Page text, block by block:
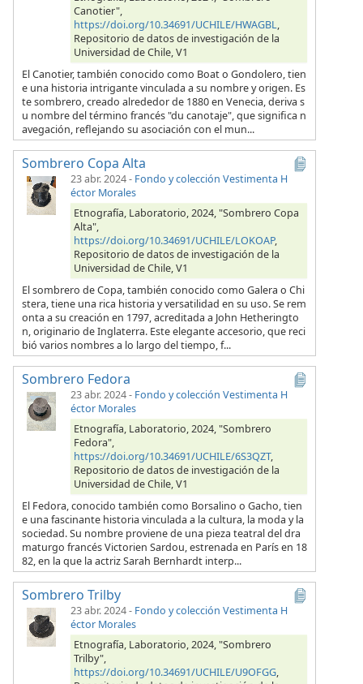
Canotier",
https://doi.org/10.34691/UCHILE/HWAGBL,
Repositorio de datos de investigación de la
Universidad de Chile, V1
El Canotier, también conocido como Boat o Gondolero, tien
e una historia intrigante vinculada a su nombre y origen. Es
te sombrero, creado alrededor de 1880 en Venecia, deriva s
u nombre del término francés "du canotaje", que significa n
avegación, reflejando su asociación con el mun...
Sombrero Copa Alta
23 abr. 2024- Fondo y colección Vestimenta H
éctor Morales
Etnografía, Laboratorio, 2024, "Sombrero Copa
Alta",
https://doi.org/10.34691/UCHILE/LOKOAP,
Repositorio de datos de investigación de la
Universidad de Chile, V1
El sombrero de Copa, también conocido como Galera o Chi
stera, tiene una rica historia y versatilidad en su uso. Se rem
onta a su creación en 1797, acreditada a John Hetheringto
n, originario de Inglaterra. Este elegante accesorio, que reci
bió varios nombres a lo largo del tiempo, f...
Sombrero Fedora
23 abr. 2024- Fondo y colección Vestimenta H
éctor Morales
Etnografía, Laboratorio, 2024, "Sombrero
Fedora",
https://doi.org/10.34691/UCHILE/6S3QZT,
Repositorio de datos de investigación de la
Universidad de Chile, V1
El Fedora, conocido también como Borsalino o Gacho, tien
e una fascinante historia vinculada a la cultura, la moda y la
sociedad. Su nombre proviene de una pieza teatral del dra
maturgo francés Victorien Sardou, estrenada en París en 18
82, en la que la actriz Sarah Bernhardt interp...
Sombrero Trilby
23 abr. 2024- Fondo y colección Vestimenta H
éctor Morales
Etnografía, Laboratorio, 2024, "Sombrero
Trilby",
https://doi.org/10.34691/UCHILE/U9OFGG,